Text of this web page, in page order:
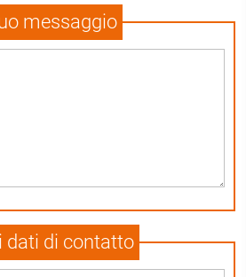
messaggio
dati di contatto